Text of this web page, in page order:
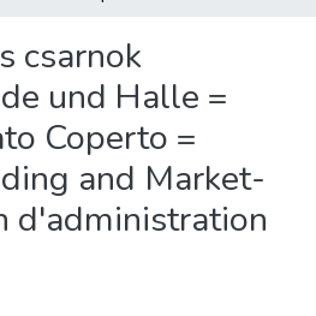
csarnok
und Halle =
Coperto =
and Market-
d'administration